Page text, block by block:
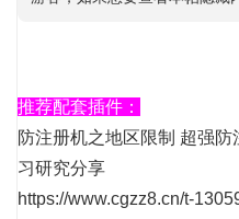
推荐配套插件：
防注册机之地区限制 超强
习研究分享
https://www.cgzz8.cn/t-